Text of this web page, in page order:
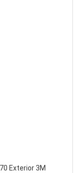
Exterior 3M